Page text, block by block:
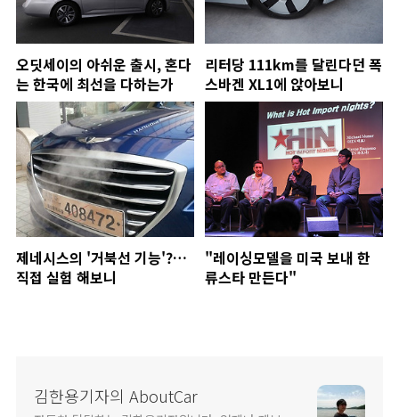
오딧세이의 아쉬운 출시, 혼다
는 한국에 최선을 다하는가
리터당 111km를 달린다던 폭
스바겐 XL1에 앉아보니
제네시스의 '거북선 기능'?…
직접 실험 해보니
"레이싱모델을 미국 보내 한
류스타 만든다"
김한용기자의 AboutCar